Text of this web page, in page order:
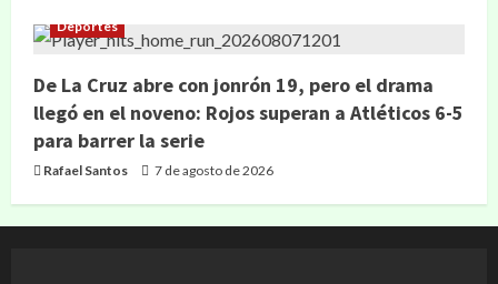
Deportes
De La Cruz abre con jonrón 19, pero el drama
llegó en el noveno: Rojos superan a Atléticos 6-5
para barrer la serie
Rafael Santos 7 de agosto de 2026